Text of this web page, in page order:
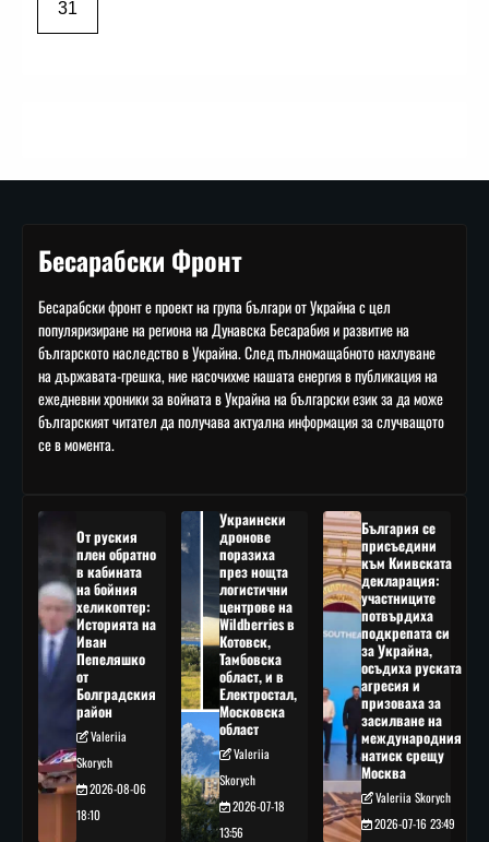
31
Бесарабски Фронт
Бесарабски фронт е проект на група българи от Украйна с цел
популяризиране на региона на Дунавска Бесарабия и развитие на
българското наследство в Украйна. След пълномащабното нахлуване
на държавата-грешка, ние насочихме нашата енергия в публикация на
ежедневни хроники за войната в Украйна на български език за да може
българският читател да получава актуална информация за случващото
се в момента.
От руския
плен обратно
в кабината
на бойния
хеликоптер:
Историята на
Иван
Пепеляшко
от
Болградския
район
Valeriia
Skorych
2026-08-06
18:10
Украински
дронове
поразиха
през нощта
логистични
центрове на
Wildberries в
Котовск,
Тамбовска
област, и в
Електростал,
Московска
област
Valeriia
Skorych
2026-07-18
13:56
България се
присъедини
към Киивската
декларация:
участниците
потвърдиха
подкрепата си
за Украйна,
осъдиха руската
агресия и
призоваха за
засилване на
международния
натиск срещу
Москва
Valeriia Skorych
2026-07-16 23:49